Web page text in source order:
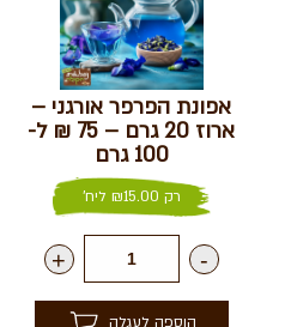
אפונת הפרפר אורגני –
ארוז 20 גרם – 75 ₪ ל-
100 גרם
רק ₪15.00 ליח'
-
+
הוספה לעגלה